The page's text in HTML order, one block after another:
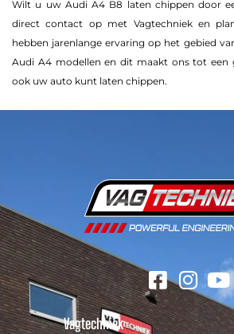
Wilt u uw Audi A4 B8 laten chippen door
direct contact op met Vagtechniek en
hebben jarenlange ervaring op het gebied
Audi A4 modellen en dit maakt ons tot een
ook uw auto kunt laten chippen.
Vagtechniek